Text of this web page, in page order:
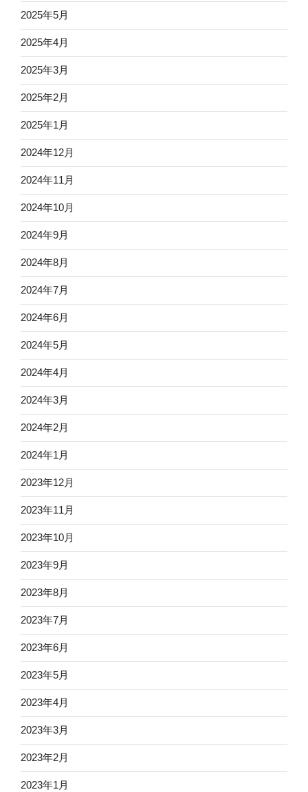
2025年5月
2025年4月
2025年3月
2025年2月
2025年1月
2024年12月
2024年11月
2024年10月
2024年9月
2024年8月
2024年7月
2024年6月
2024年5月
2024年4月
2024年3月
2024年2月
2024年1月
2023年12月
2023年11月
2023年10月
2023年9月
2023年8月
2023年7月
2023年6月
2023年5月
2023年4月
2023年3月
2023年2月
2023年1月